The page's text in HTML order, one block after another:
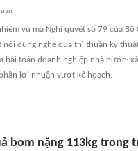
vụ mà Nghị quyết số 79 của Bộ
nội dung nghe qua thì thuần kỹ
bài toán doanh nghiệp nhà nước:
lợi nhuận vượt kế hoạch.
bom nặng 113kg trong